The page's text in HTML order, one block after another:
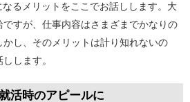
るメリットをここでお話しします。大
すが、仕事内容はさまざまでかなりの
かし、そのメリットは計り知れないの
します。
活時のアピールに